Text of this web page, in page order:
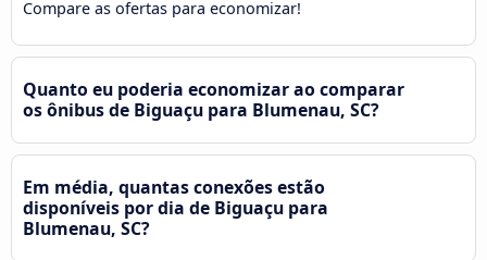
Compare as ofertas para economizar!
Quanto eu poderia economizar ao comparar
os ônibus de Biguaçu para Blumenau, SC?
Em média, quantas conexões estão
disponíveis por dia de Biguaçu para
Blumenau, SC?